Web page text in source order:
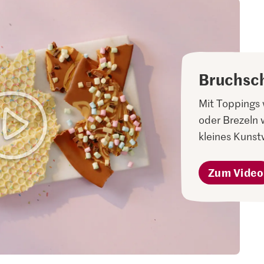
Mit Toppings
oder Brezeln
kleines
Zum Video